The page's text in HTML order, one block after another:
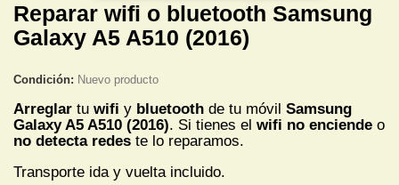
Reparar wifi o bluetooth Samsung
Galaxy A5 A510 (2016)
Condición: Nuevo producto
Arreglar tu wifi y bluetooth de tu móvil Samsung
Galaxy A5 A510 (2016). Si tienes el wifi no enciende o
no detecta redes te lo reparamos.
Transporte ida y vuelta incluido.